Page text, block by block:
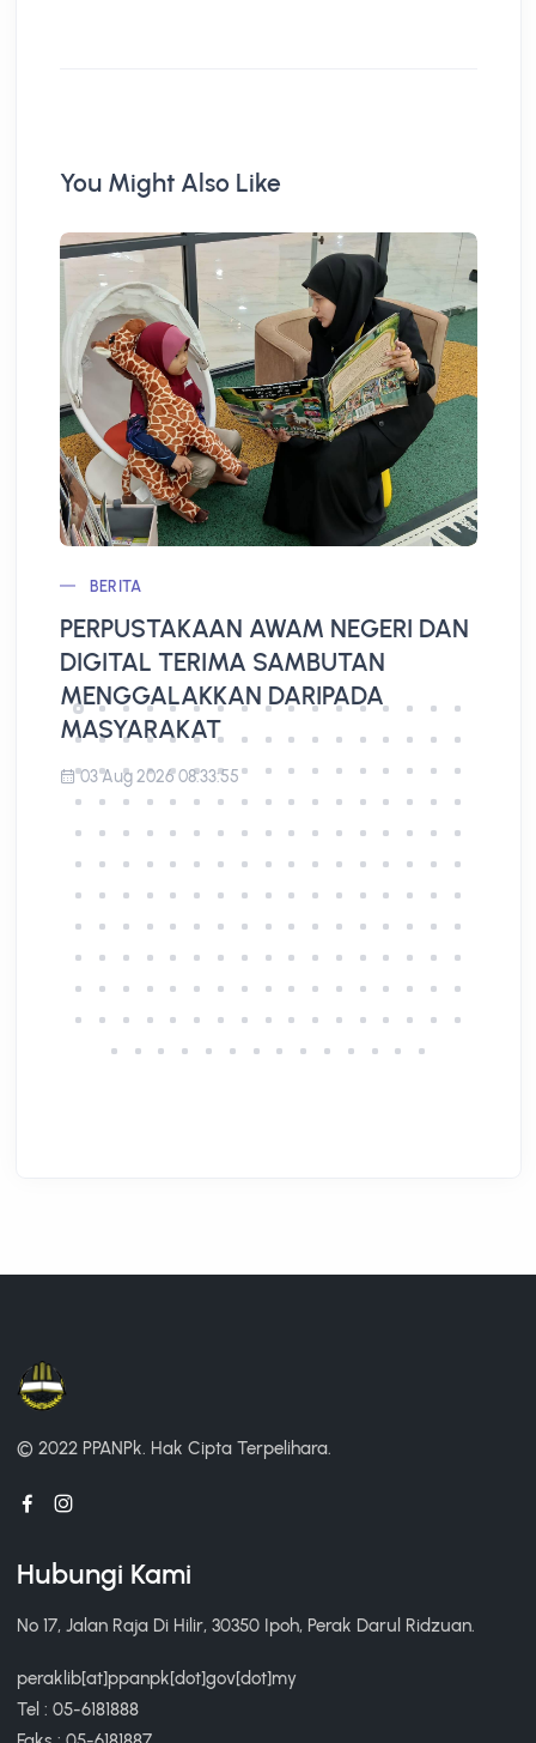
You Might Also Like
BERITA
PERPUSTAKAAN AWAM NEGERI DAN
DIGITAL TERIMA SAMBUTAN
MENGGALAKKAN DARIPADA
MASYARAKAT
03 Aug 2026 08:33:55
© 2022 PPANPk. Hak Cipta Terpelihara.
Hubungi Kami
No 17, Jalan Raja Di Hilir, 30350 Ipoh, Perak Darul Ridzuan.
peraklib[at]ppanpk[dot]gov[dot]my
Tel : 05-6181888